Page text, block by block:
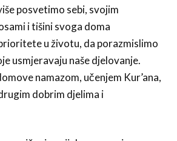
posvetimo sebi, svojim
i tišini svoga doma
u životu, da porazmislimo
usmjeravaju naše djelovanje.
namazom, učenjem Kur’ana,
dobrim djelima i